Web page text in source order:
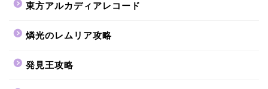
東方アルカディアレコード
燐光のレムリア攻略
発見王攻略